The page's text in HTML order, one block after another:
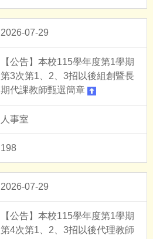
2026-07-29
【公告】本校115學年度第1學期
第3次第1、2、3招以後組創暨長
期代課教師甄選簡章
人事室
198
2026-07-29
【公告】本校115學年度第1學期
第4次第1、2、3招以後代理教師